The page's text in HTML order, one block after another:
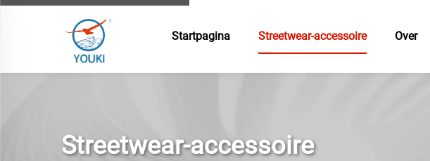
Startpagina Streetwear-accessoire Over
Streetwear-accessoire